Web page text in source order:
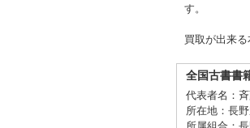
す。
買取が出来
全国古書書
代表者名：
所在地：長